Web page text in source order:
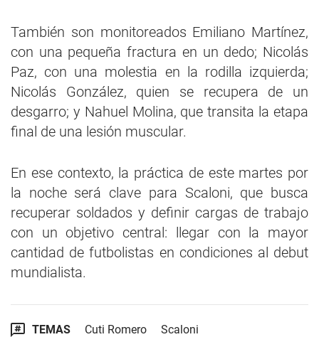
También son monitoreados Emiliano Martínez,
con una pequeña fractura en un dedo; Nicolás
Paz, con una molestia en la rodilla izquierda;
Nicolás González, quien se recupera de un
desgarro; y Nahuel Molina, que transita la etapa
final de una lesión muscular.
En ese contexto, la práctica de este martes por
la noche será clave para Scaloni, que busca
recuperar soldados y definir cargas de trabajo
con un objetivo central: llegar con la mayor
cantidad de futbolistas en condiciones al debut
mundialista.
TEMAS Cuti Romero Scaloni